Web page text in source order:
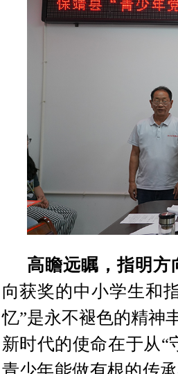
高瞻远瞩，指明方
向获奖的中小学生和
忆”是永不褪色的精神
新时代的使命在于从“
青少年能做有根的传